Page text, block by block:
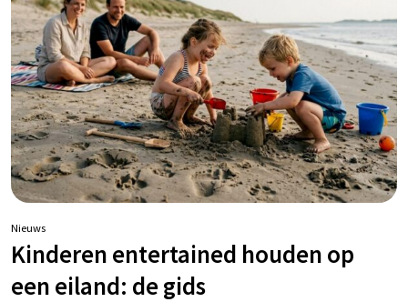
Nieuws
Kinderen entertained houden op
een eiland: de gids